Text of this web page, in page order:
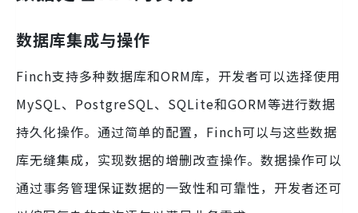
数据库集成与操作
Finch支持多种数据库和ORM库，开发者可以选择使用
MySQL、PostgreSQL、SQLite和GORM等进行数据
持久化操作。通过简单的配置，Finch可以与这些数据
库无缝集成，实现数据的增删改查操作。数据操作可以
通过事务管理保证数据的一致性和可靠性，开发者还可